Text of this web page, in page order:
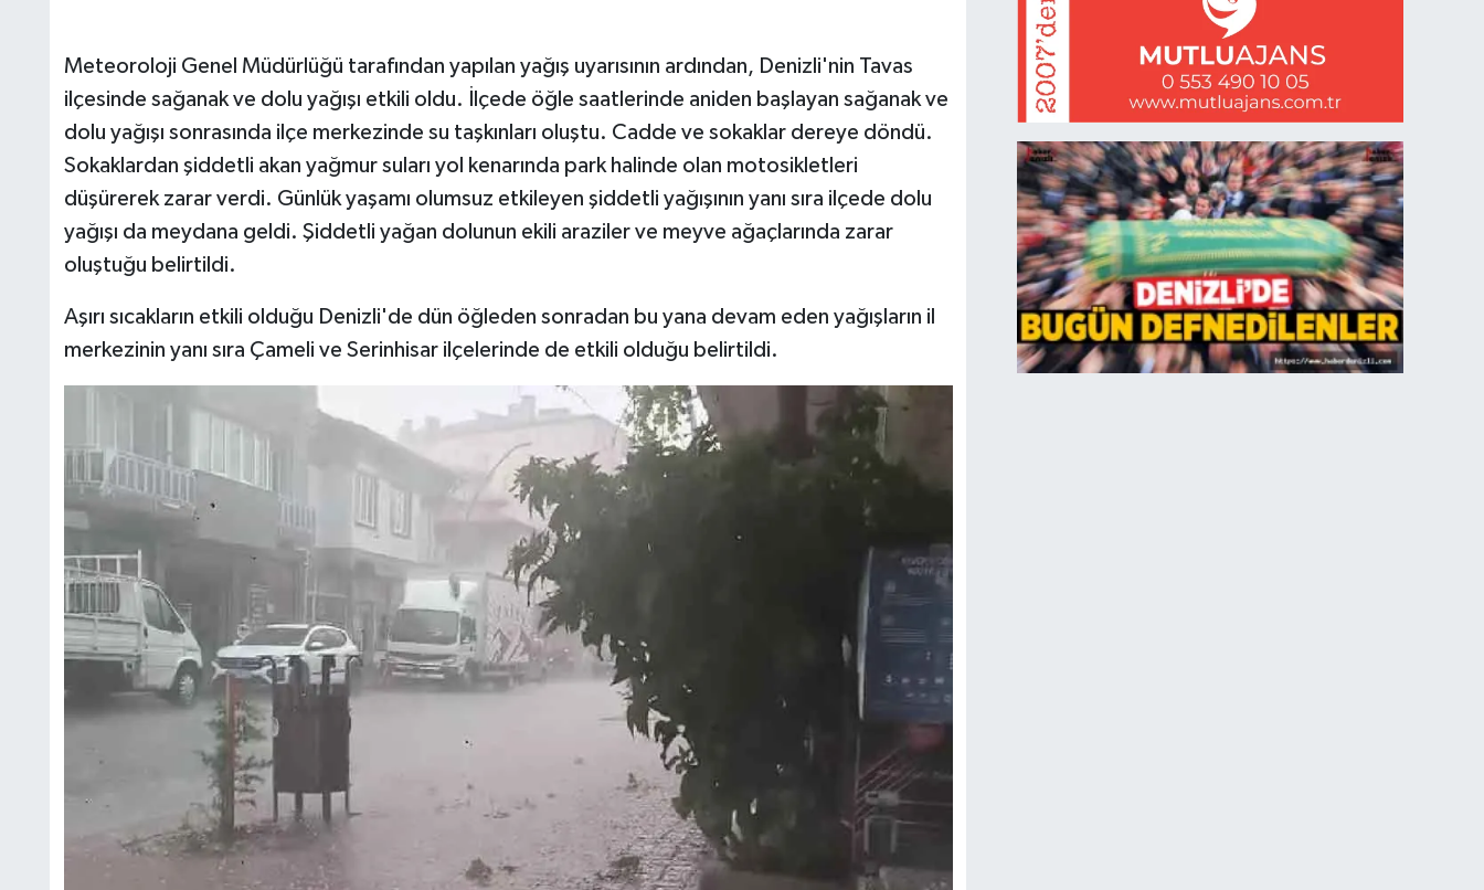
Meteoroloji Genel Müdürlüğü tarafından yapılan yağış uyarısının ardından, Denizli'nin Tavas
ilçesinde sağanak ve dolu yağışı etkili oldu. İlçede öğle saatlerinde aniden başlayan sağanak ve
dolu yağışı sonrasında ilçe merkezinde su taşkınları oluştu. Cadde ve sokaklar dereye döndü.
Sokaklardan şiddetli akan yağmur suları yol kenarında park halinde olan motosikletleri
düşürerek zarar verdi. Günlük yaşamı olumsuz etkileyen şiddetli yağışının yanı sıra ilçede dolu
yağışı da meydana geldi. Şiddetli yağan dolunun ekili araziler ve meyve ağaçlarında zarar
oluştuğu belirtildi.
Aşırı sıcakların etkili olduğu Denizli'de dün öğleden sonradan bu yana devam eden yağışların il
merkezinin yanı sıra Çameli ve Serinhisar ilçelerinde de etkili olduğu belirtildi.